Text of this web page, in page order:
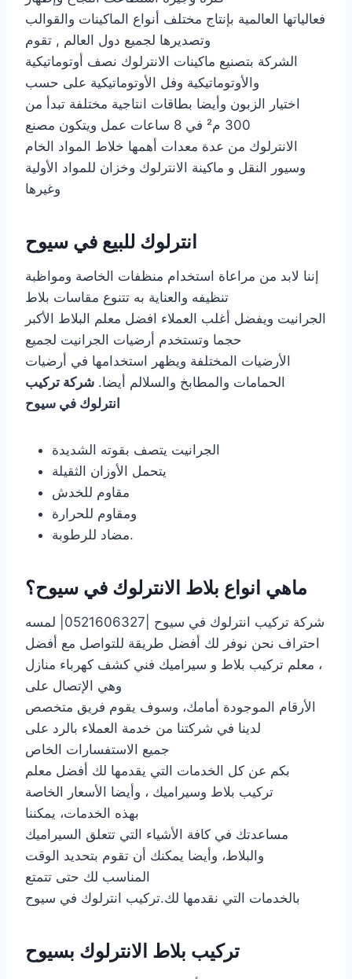
فعالياتها العالمية بإنتاج مختلف أنواع الماكينات والقوالب
وتصديرها لجميع دول العالم , تقوم
الشركة بتصنيع ماكينات الانترلوك نصف أوتوماتيكية
والأوتوماتيكية وفل الأوتوماتيكية على حسب
اختيار الزبون وأيضا بطاقات انتاجية مختلفة تبدأ من
300 م² في 8 ساعات عمل ويتكون مصنع
الانترلوك من عدة معدات أهمها خلاط المواد الخام
وسيور النقل و ماكينة الانترلوك وخزان للمواد الأولية
وغيرها
انترلوك للبيع في سيوح
إننا لابد من مراعاة استخدام منظفات الخاصة ومواظبة
تنظيفه والعناية به تتنوع مقاسات بلاط
الجرانيت ويفضل أغلب العملاء افضل معلم البلاط الأكبر
حجما وتستخدم أرضيات الجرانيت لجميع
الأرضيات المختلفة ويظهر استخدامها في أرضيات
الحمامات والمطابخ والسلالم أيضا. شركة تركيب
انترلوك في سيوح
الجرانيت يتصف بقوته الشديدة
يتحمل الأوزان الثقيلة
مقاوم للخدش
ومقاوم للحرارة
مضاد للرطوبة.
ماهي انواع بلاط الانترلوك في سيوح؟
شركة تركيب انترلوك في سيوح |0521606327| لمسه
احتراف نحن نوفر لك أفضل طريقة للتواصل مع أفضل
معلم تركيب بلاط و سيراميك فني كشف كهرباء منازل ،
وهي الإتصال على
الأرقام الموجودة أمامك، وسوف يقوم فريق متخصص
لدينا في شركتنا من خدمة العملاء بالرد على
جميع الاستفسارات الخاص
بكم عن كل الخدمات التي يقدمها لك أفضل معلم
تركيب بلاط وسيراميك ، وأيضا الأسعار الخاصة
بهذه الخدمات، يمكننا
مساعدتك في كافة الأشياء التي تتعلق السيراميك
والبلاط، وأيضا يمكنك أن تقوم بتحديد الوقت
المناسب لك حتى تتمتع
بالخدمات التي نقدمها لك.تركيب انترلوك في سيوح
تركيب بلاط الانترلوك بسيوح